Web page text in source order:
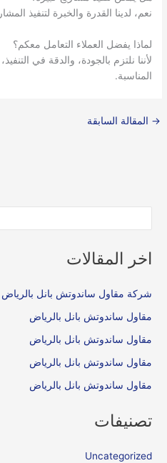
نعم، لدينا القدرة والخبرة لتنفيذ
لماذا يفضل العملاء التعامل معكم؟
لأننا نلتزم بالجودة، والدقة في
المناسبة.
→ المقالة السابقة
اخر المقالات
شركة مقاول ساندوتش بانل بالرياض
مقاول ساندوتش بانل بالرياض
مقاول ساندوتش بانل بالرياض
مقاول ساندوتش بانل بالرياض
مقاول ساندوتش بانل بالرياض
تصنيفات
Uncategorized